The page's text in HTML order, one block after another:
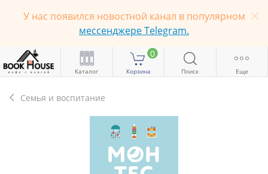
У нас появился новостной канал в популярном
мессенджере Telegram.
Каталог
0
Корзина Поиск Еще
Семья и воспитание